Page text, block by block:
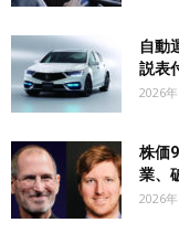
自動
説表
2026
株価
業、
2026